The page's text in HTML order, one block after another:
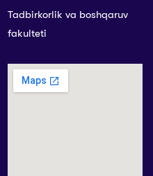
Tadbirkorlik va boshqaruv
fakulteti